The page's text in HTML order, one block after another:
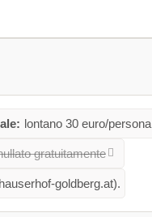
lontano 30 euro/persona
gratuitamente
goldberg.at).